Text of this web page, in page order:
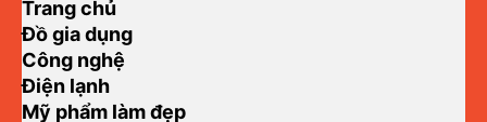
Trang chủ
Đồ gia dụng
Công nghệ
Điện lạnh
Mỹ phẩm làm đẹp